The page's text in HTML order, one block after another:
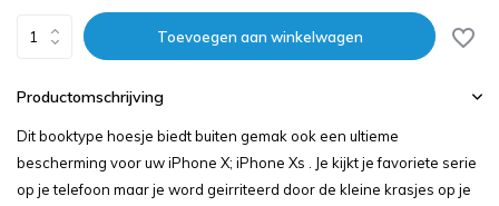
Toevoegen aan winkelwagen
Productomschrijving
Dit booktype hoesje biedt buiten gemak ook een ultieme
bescherming voor uw iPhone X; iPhone Xs . Je kijkt je favoriete serie
op je telefoon maar je word geirriteerd door de kleine krasjes op je